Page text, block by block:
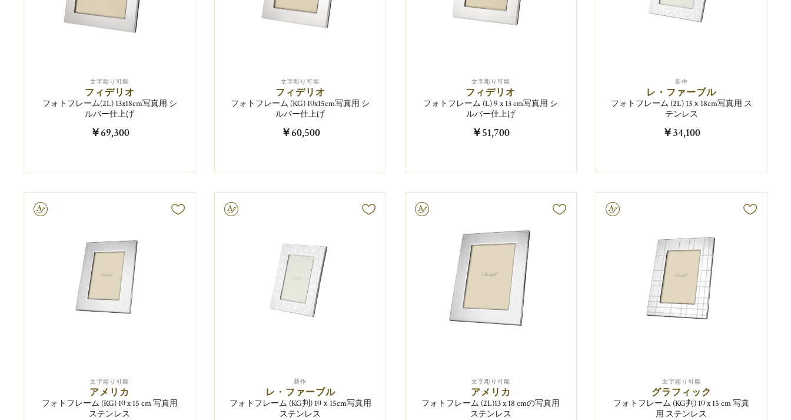
文字彫り可能
フィデリオ
フォトフレーム(2L) 13x18cm写真用 シ
ルバー仕上げ
￥69,300
文字彫り可能
フィデリオ
フォトフレーム (KG) 10x15cm写真用 シ
ルバー仕上げ
￥60,500
文字彫り可能
フィデリオ
フォトフレーム (L) 9 x 13 cm写真用 シ
ルバー仕上げ
￥51,700
新作
レ・ファーブル
フォトフレーム (2L) 13ｘ18cm写真用 ス
テンレス
￥34,100
文字彫り可能
アメリカ
フォトフレーム (KG) 10 x 15 cm 写真用
ステンレス
文字彫り可能
新作
レ・ファーブル
フォトフレーム (KG判) 10ｘ15cm写真用
ステンレス
文字彫り可能
文字彫り可能
アメリカ
フォトフレーム (2L)13 x 18 cmの写真用
ステンレス
文字彫り可能
文字彫り可能
グラフィック
フォトフレーム (KG判) 10 x 15 cm 写真
用 ステンレス